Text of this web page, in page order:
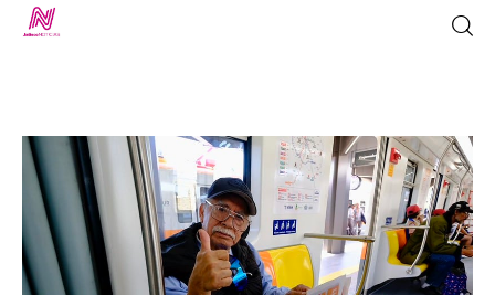
Inicio
TV en Vivo
Jalisco Noticias